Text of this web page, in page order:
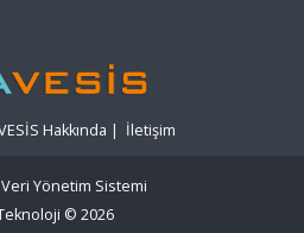
Hakkında | İletişim
Yönetim Sistemi
© 2026